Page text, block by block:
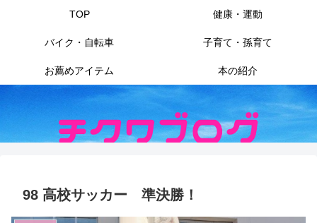
TOP 健康・運動
バイク・自転車 子育て・孫育て
お薦めアイテム 本の紹介
98 高校サッカー 準決勝！